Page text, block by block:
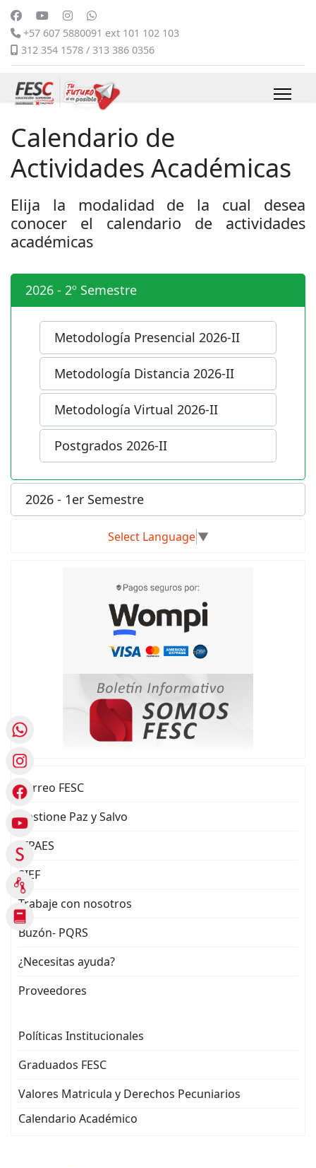
+57 607 5880091 ext 101 102 103
312 354 1578 / 313 386 0356
Calendario de
Actividades Académicas
Elija la modalidad de la cual desea
conocer el calendario de actividades
académicas
2026 - 2º Semestre
Metodología Presencial 2026-II
Metodología Distancia 2026-II
Metodología Virtual 2026-II
Postgrados 2026-II
2026 - 1er Semestre
Select Language▼
Correo FESC
Gestione Paz y Salvo
SIPAES
SIEF
Trabaje con nosotros
Buzón- PQRS
¿Necesitas ayuda?
Proveedores
Políticas Institucionales
Graduados FESC
Valores Matricula y Derechos Pecuniarios
Calendario Académico